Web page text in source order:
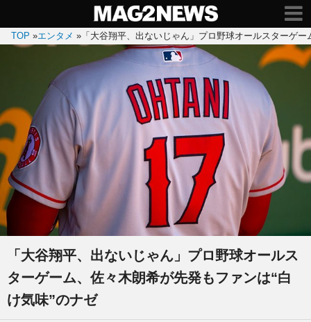
TOP »エンタメ » 「大谷翔平、出ないじゃん」プロ野球オールスターゲ
「大谷翔平、出ないじゃん」プロ野球オールス
ターゲーム、佐々木朗希が先発もファンは“白
け気味”のナゼ